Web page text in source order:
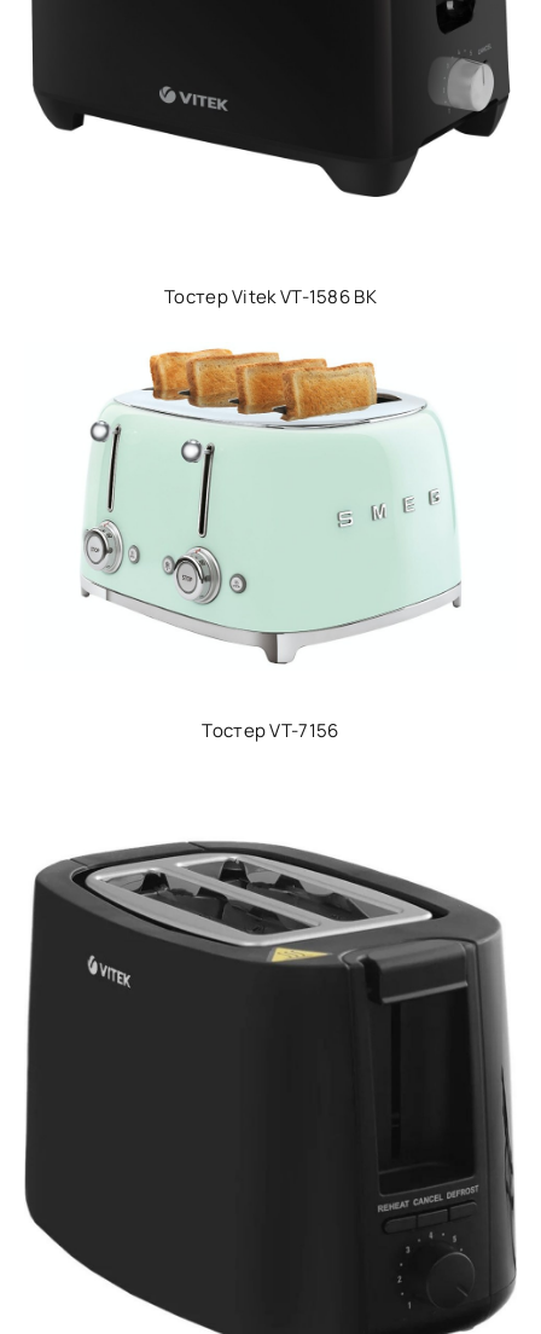
Тостер Vitek VT-1586 BK
Тостер VT-7156